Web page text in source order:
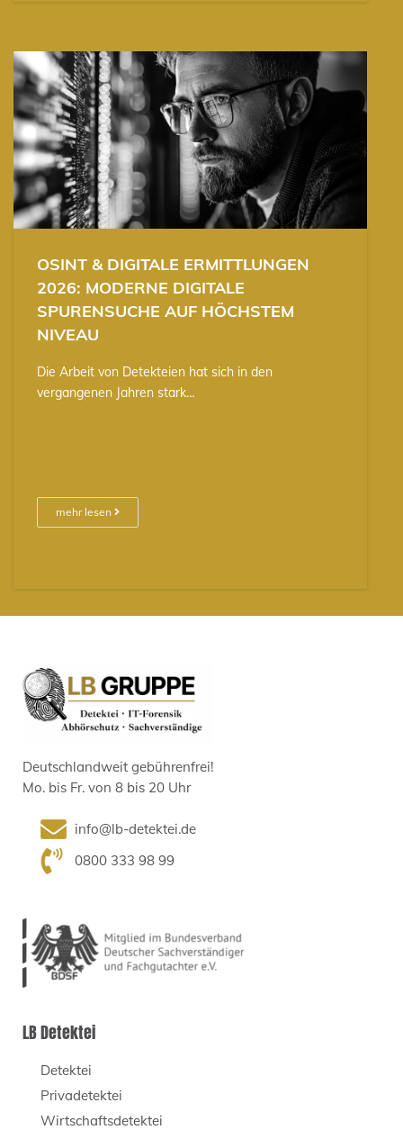
OSINT & DIGITALE ERMITTLUNGEN
2026: MODERNE DIGITALE
SPURENSUCHE AUF HÖCHSTEM
NIVEAU
Die Arbeit von Detekteien hat sich in den
vergangenen Jahren stark…
mehr lesen
Deutschlandweit gebührenfrei!
Mo. bis Fr. von 8 bis 20 Uhr
info@lb-detektei.de
0800 333 98 99
LB Detektei
Detektei
Privadetektei
Wirtschaftsdetektei